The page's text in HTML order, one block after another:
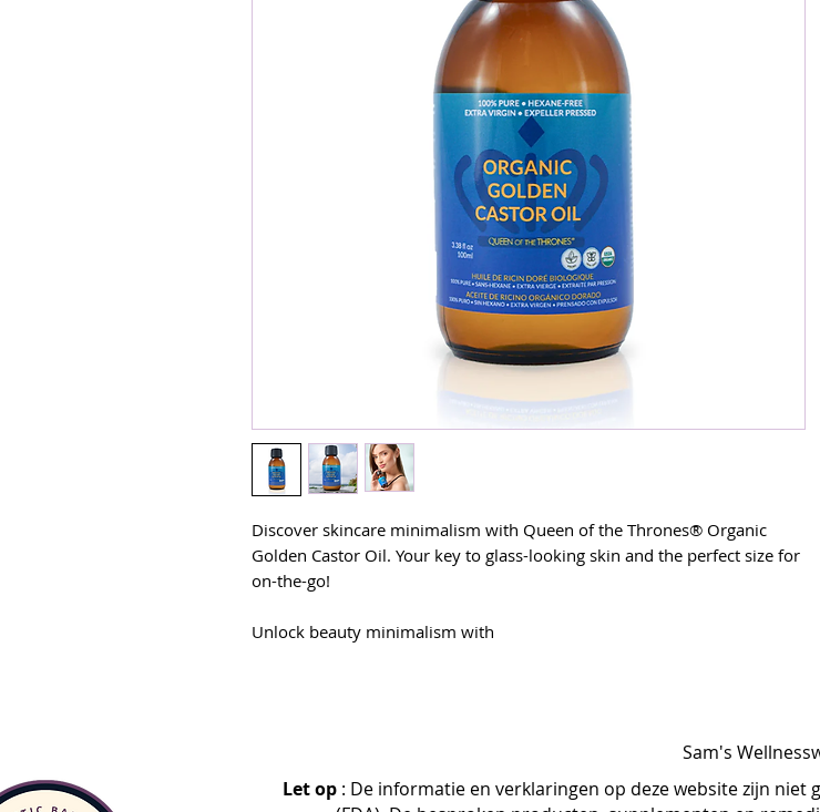
Discover skincare minimalism with Queen of the Thrones® Organic
Golden Castor Oil. Your key to glass-looking skin and the perfect size for
on-the-go!
Unlock beauty minimalism with
Non-comedogenic (unlikely to clog pores)
Sam's
Let op : De informatie en verklaringen op deze website zijn